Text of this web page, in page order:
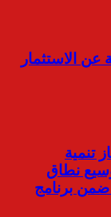
الاستثمار
تنمية
نطاق
ضمن برنامج